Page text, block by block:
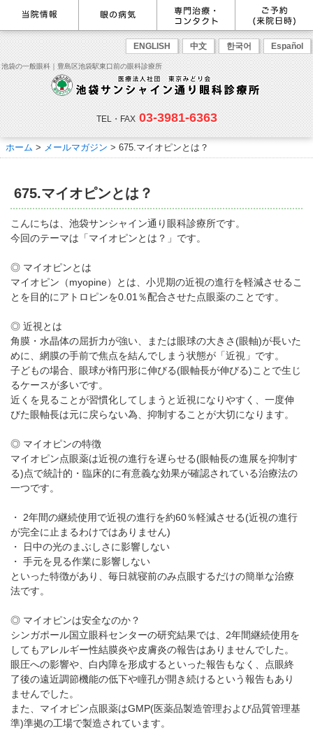
ENGLISH 中文 한국어 Español
池袋の一般眼科｜豊島区池袋駅東口前の眼科診療所
TEL・FAX 03-3981-6363
最新情報
感染症予防のための衛生環境整
備の取り組み
医師のご紹介
当院勤務医師のご紹介 ごあいさつ
院内の様子・設備
院内の様子 検査･治療･手術機器
診療のご案内・アクセス
アクセス
い
診察の流れ
よくある質問
診療報酬に関する院内掲示
メールマガジン
リクルート
眼の病気を調べる
病名から探す
症状から探す
目の構造から探す
主な眼科疾患
緑内障 網膜疾患
眼精疲労
ドライアイ
ものもらい
花粉症
白内障
アレルギー性結膜炎
コンタクトレンズ診
学校近視について
点眼液・眼軟膏について
眼科専門治療・特設ページ
緑内障専門治療ページ
角膜疾患専門治療ページ
ドライアイ専門治療ページ
網膜・硝子体専門治療ページ
黄斑疾患専門治療ページ
ぶどう膜炎専門治療ページ
白内障専門治療ページ
花粉症専門ページ
眼形成診療ページ
コンタクトレンズ診療
抗VEGF抗体療法
ボツリヌス療法
東口眼科医院)
コンタクトレンズ診療
コンタクトレンズの種類と特徴
しばらく眼科受診していない方
初めてコンタクトレンズを使う
方へ
WEB予約(来院日時の設定)
一般眼科診療を予約
コンタクトレンズ診療を予約
緑内障専門治療を予約
角膜専門治療を予約
ドライアイ専門治療を予約
網膜・硝子体専門治療を予約
白内障専門治療を予約
白内障手術公開講座を予約
黄斑専門治療を予約
予約をキャンセルする
ご予約
ホーム > メールマガジン > 675.マイオピンとは？
675.マイオピンとは？
こんにちは、池袋サンシャイン通り眼科診療所です。
今回のテーマは「マイオピンとは？」です。
◎ マイオピンとは
マイオピン（myopine）とは、小児期の近視の進行を軽減させるこ
とを目的にアトロピンを0.01％配合させた点眼薬のことです。
◎ 近視とは
角膜・水晶体の屈折力が強い、または眼球の大きさ(眼軸)が長いた
めに、網膜の手前で焦点を結んでしまう状態が「近視」です。
子どもの場合、眼球が楕円形に伸びる(眼軸長が伸びる)ことで生じ
るケースが多いです。
近くを見ることが習慣化してしまうと近視になりやすく、一度伸
びた眼軸長は元に戻らない為、抑制することが大切になります。
◎ マイオピンの特徴
マイオピン点眼薬は近視の進行を遅らせる(眼軸長の進展を抑制す
る)点で統計的・臨床的に有意義な効果が確認されている治療法の
一つです。
・ 2年間の継続使用で近視の進行を約60％軽減させる(近視の進行
が完全に止まるわけではありません)
・ 日中の光のまぶしさに影響しない
・ 手元を見る作業に影響しない
といった特徴があり、毎日就寝前のみ点眼するだけの簡単な治療
法です。
◎ マイオピンは安全なのか？
シンガポール国立眼科センターの研究結果では、2年間継続使用を
してもアレルギー性結膜炎や皮膚炎の報告はありませんでした。
眼圧への影響や、白内障を形成するといった報告もなく、点眼終
了後の遠近調節機能の低下や瞳孔が開き続けるという報告もあり
ませんでした。
また、マイオピン点眼薬はGMP(医薬品製造管理および品質管理基
準)準拠の工場で製造されています。